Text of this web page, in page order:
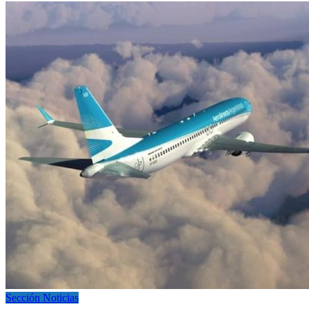
Sección Noticias